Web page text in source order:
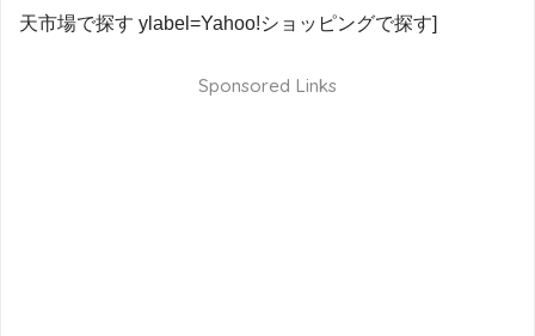
天市場で探す ylabel=Yahoo!ショッピングで探す]
Sponsored Links